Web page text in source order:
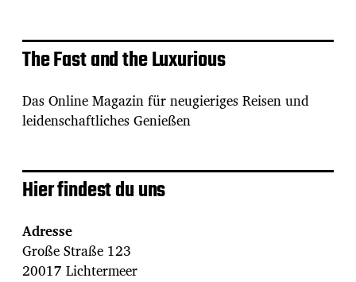
The Fast and the Luxurious
Das Online Magazin für neugieriges Reisen und
leidenschaftliches Genießen
Hier findest du uns
Adresse
Große Straße 123
20017 Lichtermeer